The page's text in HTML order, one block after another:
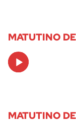
MATUTINO
Audio
Player
MATUTINO